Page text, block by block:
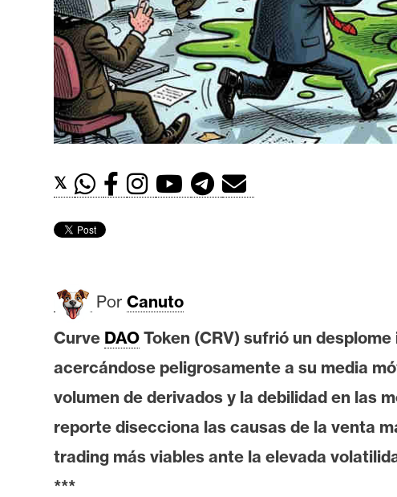
n
E
t
h
e
e
m
I
A
A
n
l
i
s
𝕏
Por Canuto
Curve DAO Token (CRV) sufrió un
acercándose peligrosamente a su media
volumen de derivados y la debilidad en las
reporte disecciona las causas de la venta
trading más viables ante la elevada
***